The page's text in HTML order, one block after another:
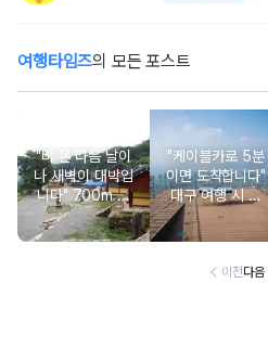
여행타임즈의 모든 포스트
"비 온 다음 날이
나 새벽이 대박입
니다" 700m 넘
게 바위만 깔려있
는 사찰 여행지
"케이블카로 5분
이면 도착합니다"
대구 여행 시 꼭
가봐야 할 해발 5
10m 야경 명소
이전다음